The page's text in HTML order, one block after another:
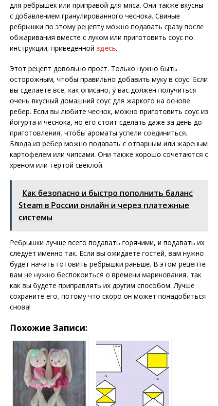
для ребрышек или приправой для мяса. Они также вкусны
с добавлением гранулированного чеснока. Свиные
ребрышки по этому рецепту можно подавать сразу после
обжаривания вместе с луком или приготовить соус по
инструкции, приведенной здесь.
Этот рецепт довольно прост. Только нужно быть
осторожным, чтобы правильно добавить муку в соус. Если
вы сделаете все, как описано, у вас должен получиться
очень вкусный домашний соус для жаркого на основе
ребер. Если вы любите чеснок, можно приготовить соус из
йогурта и чеснока, но его стоит сделать даже за день до
приготовления, чтобы ароматы успели соединиться.
Блюда из ребер можно подавать с отварным или жареным
картофелем или чипсами. Они также хорошо сочетаются с
хреном или тертой свеклой.
Как безопасно и быстро пополнить баланс
Steam в России онлайн и через платежные
системы
Ребрышки лучше всего подавать горячими, и подавать их
следует именно так. Если вы ожидаете гостей, вам нужно
будет начать готовить ребрышки раньше. В этом рецепте
вам не нужно беспокоиться о времени маринования, так
как вы будете приправлять их другим способом. Лучше
сохраните его, потому что скоро он может понадобиться
снова!
Похожие Записи: